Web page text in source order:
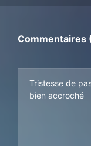
Commentaires
Tristesse de
bien accroché